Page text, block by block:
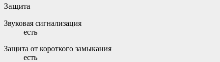
Защита
Звуковая сигнализация
есть
Защита от короткого замыкания
есть